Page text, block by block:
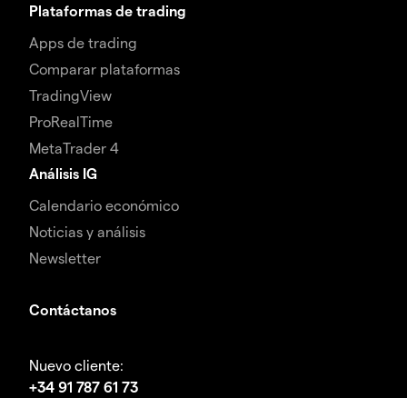
Plataformas de trading
Apps de trading
Comparar plataformas
TradingView
ProRealTime
MetaTrader 4
Análisis IG
Calendario económico
Noticias y análisis
Newsletter
Contáctanos
Nuevo cliente:
+34 91 787 61 73